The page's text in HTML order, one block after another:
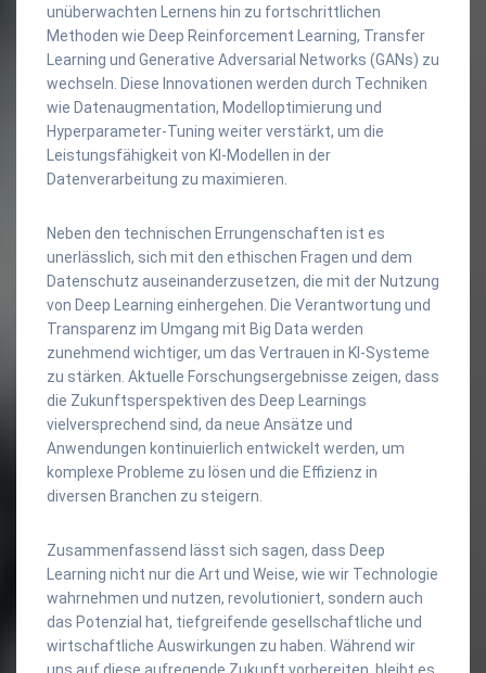
unüberwachten Lernens hin zu fortschrittlichen
Methoden wie Deep Reinforcement Learning, Transfer
Learning und Generative Adversarial Networks (GANs) zu
wechseln. Diese Innovationen werden durch Techniken
wie Datenaugmentation, Modelloptimierung und
Hyperparameter-Tuning weiter verstärkt, um die
Leistungsfähigkeit von KI-Modellen in der
Datenverarbeitung zu maximieren.
Neben den technischen Errungenschaften ist es
unerlässlich, sich mit den ethischen Fragen und dem
Datenschutz auseinanderzusetzen, die mit der Nutzung
von Deep Learning einhergehen. Die Verantwortung und
Transparenz im Umgang mit Big Data werden
zunehmend wichtiger, um das Vertrauen in KI-Systeme
zu stärken. Aktuelle Forschungsergebnisse zeigen, dass
die Zukunftsperspektiven des Deep Learnings
vielversprechend sind, da neue Ansätze und
Anwendungen kontinuierlich entwickelt werden, um
komplexe Probleme zu lösen und die Effizienz in
diversen Branchen zu steigern.
Zusammenfassend lässt sich sagen, dass Deep
Learning nicht nur die Art und Weise, wie wir Technologie
wahrnehmen und nutzen, revolutioniert, sondern auch
das Potenzial hat, tiefgreifende gesellschaftliche und
wirtschaftliche Auswirkungen zu haben. Während wir
uns auf diese aufregende Zukunft vorbereiten, bleibt es